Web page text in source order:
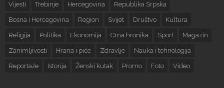
Vijesti Trebinje Hercegovina Republika Srpska
Bosna i Hercegovina Region Svijet Društvo Kultura
Religija Politika Ekonomija Crna hronika Sport Magazin
Zanimljivosti Hrana i piće Zdravlje Nauka i tehnologija
Reportaže Istorija Ženski kutak Promo Foto Video